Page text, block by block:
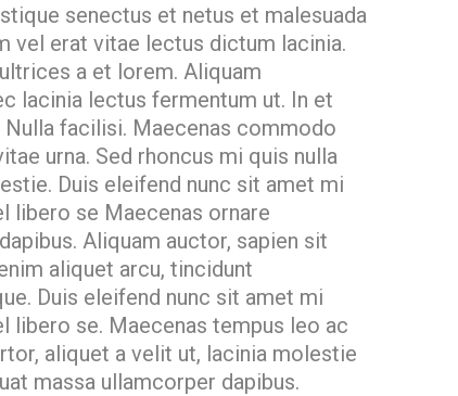
senectus et netus et malesuada
vel erat vitae lectus dictum lacinia.
a et lorem. Aliquam
lacinia lectus fermentum ut. In et
facilisi. Maecenas commodo
urna. Sed rhoncus mi quis nulla
Duis eleifend nunc sit amet mi
libero se Maecenas ornare
Aliquam auctor, sapien sit
aliquet arcu, tincidunt
Duis eleifend nunc sit amet mi
libero se. Maecenas tempus leo ac
aliquet a velit ut, lacinia molestie
massa ullamcorper dapibus.